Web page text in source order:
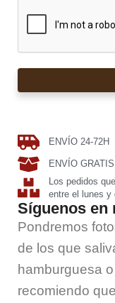
ENVÍO 24-72H
ENVÍO
Los pedidos
entre el lunes y
Síguenos en
Pondremos
de los que
hamburguesa
recomiendo